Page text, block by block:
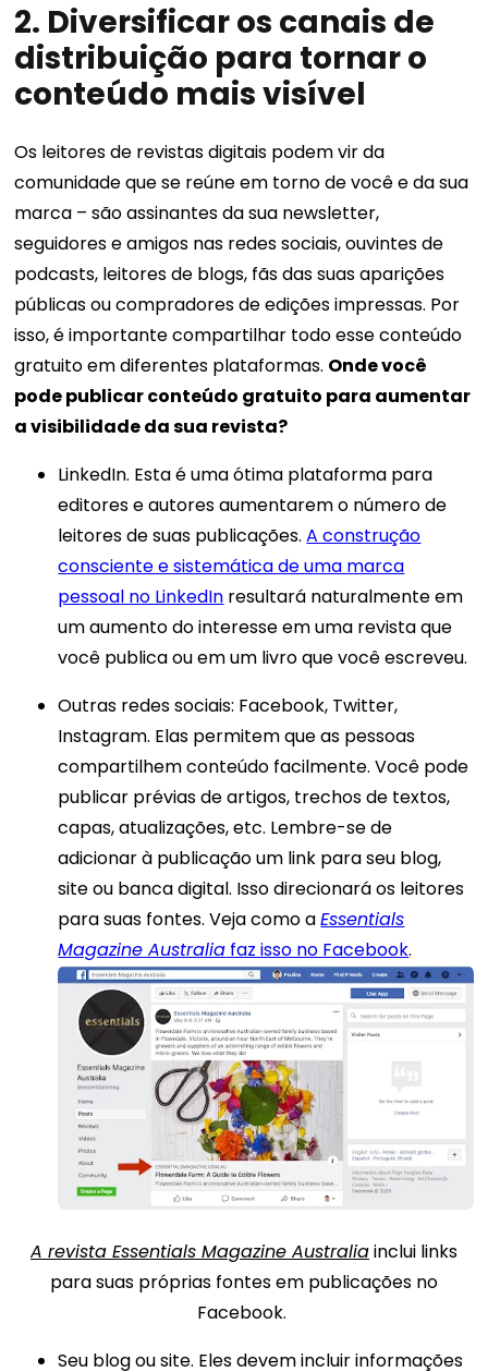
2. Diversificar os canais de
distribuição para tornar o
conteúdo mais visível
Os leitores de revistas digitais podem vir da
comunidade que se reúne em torno de você e da sua
marca – são assinantes da sua newsletter,
seguidores e amigos nas redes sociais, ouvintes de
podcasts, leitores de blogs, fãs das suas aparições
públicas ou compradores de edições impressas. Por
isso, é importante compartilhar todo esse conteúdo
gratuito em diferentes plataformas. Onde você
pode publicar conteúdo gratuito para aumentar
a visibilidade da sua revista?
LinkedIn. Esta é uma ótima plataforma para
editores e autores aumentarem o número de
leitores de suas publicações.A construção
consciente e sistemática de uma marca
pessoal no LinkedIn resultará naturalmente em
um aumento do interesse em uma revista que
você publica ou em um livro que você escreveu.
Outras redes sociais: Facebook, Twitter,
Instagram. Elas permitem que as pessoas
compartilhem conteúdo facilmente. Você pode
publicar prévias de artigos, trechos de textos,
capas, atualizações, etc. Lembre-se de
adicionar à publicação um link para seu blog,
site ou banca digital. Isso direcionará os leitores
para suas fontes. Veja como aEssentials
Magazine Australia faz isso no Facebook.
A revista Essentials Magazine Australiainclui links
para suas próprias fontes em publicações no
Facebook.
Seu blog ou site. Eles devem incluir informações